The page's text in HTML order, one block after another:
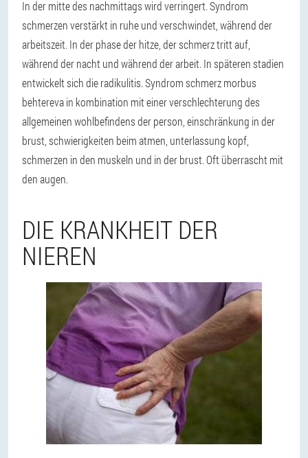
In der mitte des nachmittags wird verringert. Syndrom
schmerzen verstärkt in ruhe und verschwindet, während der
arbeitszeit. In der phase der hitze, der schmerz tritt auf,
während der nacht und während der arbeit. In späteren stadien
entwickelt sich die radikulitis. Syndrom schmerz morbus
behtereva in kombination mit einer verschlechterung des
allgemeinen wohlbefindens der person, einschränkung in der
brust, schwierigkeiten beim atmen, unterlassung kopf,
schmerzen in den muskeln und in der brust. Oft überrascht mit
den augen.
DIE KRANKHEIT DER
NIEREN